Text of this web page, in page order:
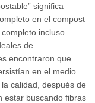
significa
en el compost
incluso
de
encontraron que
en el medio
calidad, después de
estar buscando fibras